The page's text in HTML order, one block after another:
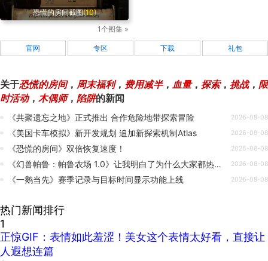
恐慌的房间截图(10)
1个图集 »
官网 专区 下载 礼包
关于恐慌的房间， 周末福利， 费用减半， 血量， 探索， 挑战， 限
时活动， 木偶师， 陷阱的新闻
《共聚遗忘之地》正式推出 合作危险地带探索冒险 2026-08-08
《美国卡车模拟》新开发规划 追加新探索机制Atlas 2026-08-08
《恐慌的房间》双倍恢复速度！ 2026-08-08
《幻兽帕鲁：帕鲁农场 1.0》让我明白了为什么大家都热爱生存游戏 2026-08-08
《一鹅当先》赛季记录与目标时间显示功能上线 2026-08-08
热门新闻排行
1
正惊GIF：表情如此羞涩！美女这个表情太好看，直接让
人遐想连篇